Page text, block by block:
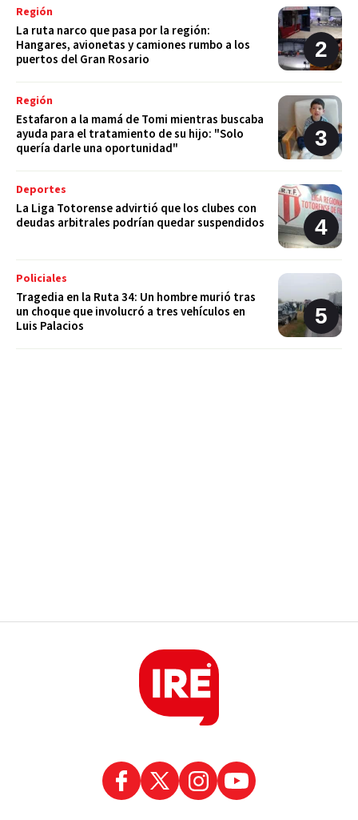
Región
La ruta narco que pasa por la región:
Hangares, avionetas y camiones rumbo a los
puertos del Gran Rosario
Región
Estafaron a la mamá de Tomi mientras buscaba
ayuda para el tratamiento de su hijo: "Solo
quería darle una oportunidad"
Deportes
La Liga Totorense advirtió que los clubes con
deudas arbitrales podrían quedar suspendidos
Policiales
Tragedia en la Ruta 34: Un hombre murió tras
un choque que involucró a tres vehículos en
Luis Palacios